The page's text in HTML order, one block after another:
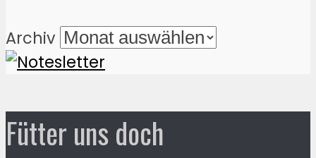
Archiv
Fütter uns doch